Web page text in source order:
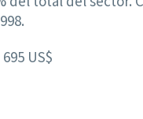
US$